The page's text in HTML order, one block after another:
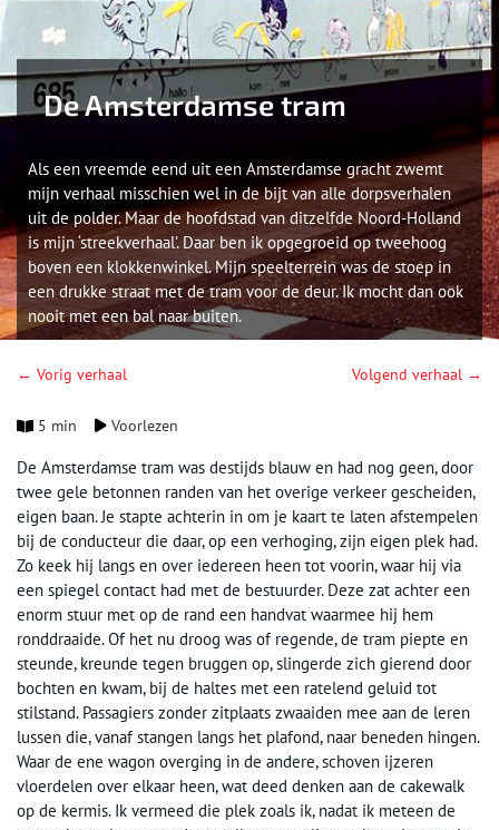
De Amsterdamse tram
Als een vreemde eend uit een Amsterdamse gracht zwemt
mijn verhaal misschien wel in de bijt van alle dorpsverhalen
uit de polder. Maar de hoofdstad van ditzelfde Noord-Holland
is mijn ‘streekverhaal’. Daar ben ik opgegroeid op tweehoog
boven een klokkenwinkel. Mijn speelterrein was de stoep in
een drukke straat met de tram voor de deur. Ik mocht dan ook
nooit met een bal naar buiten.
← Vorig verhaal Volgend verhaal →
5 min Voorlezen
De Amsterdamse tram was destijds blauw en had nog geen, door
twee gele betonnen randen van het overige verkeer gescheiden,
eigen baan. Je stapte achterin in om je kaart te laten afstempelen
bij de conducteur die daar, op een verhoging, zijn eigen plek had.
Zo keek hij langs en over iedereen heen tot voorin, waar hij via
een spiegel contact had met de bestuurder. Deze zat achter een
enorm stuur met op de rand een handvat waarmee hij hem
ronddraaide. Of het nu droog was of regende, de tram piepte en
steunde, kreunde tegen bruggen op, slingerde zich gierend door
bochten en kwam, bij de haltes met een ratelend geluid tot
stilstand. Passagiers zonder zitplaats zwaaiden mee aan de leren
lussen die, vanaf stangen langs het plafond, naar beneden hingen.
Waar de ene wagon overging in de andere, schoven ijzeren
vloerdelen over elkaar heen, wat deed denken aan de cakewalk
op de kermis. Ik vermeed die plek zoals ik, nadat ik meteen de